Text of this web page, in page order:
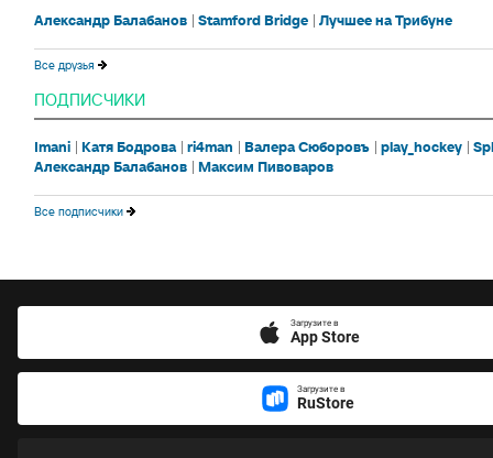
Александр Балабанов Stamford Bridge Лучшее на Трибуне
Все друзья
ПОДПИСЧИКИ
Imani Катя Бодрова ri4man Валера Сюборовъ play_hockey
Александр Балабанов Максим Пивоваров
Все подписчики
Загрузите в
App Store
Загрузите в
RuStore